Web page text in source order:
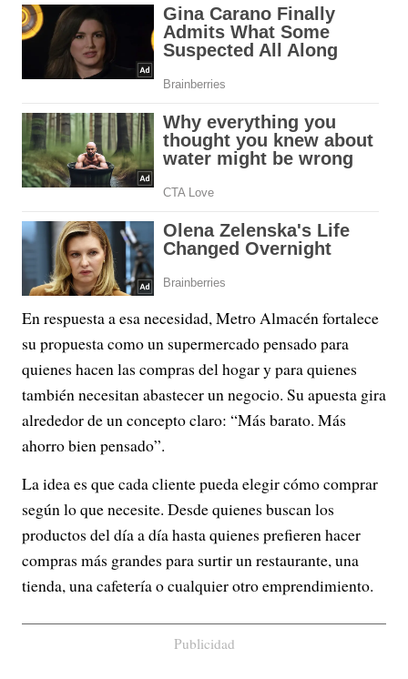
En respuesta a esa necesidad, Metro Almacén fortalece
su propuesta como un supermercado pensado para
quienes hacen las compras del hogar y para quienes
también necesitan abastecer un negocio. Su apuesta gira
alrededor de un concepto claro: “Más barato. Más
ahorro bien pensado”.
La idea es que cada cliente pueda elegir cómo comprar
según lo que necesite. Desde quienes buscan los
productos del día a día hasta quienes prefieren hacer
compras más grandes para surtir un restaurante, una
tienda, una cafetería o cualquier otro emprendimiento.
Publicidad